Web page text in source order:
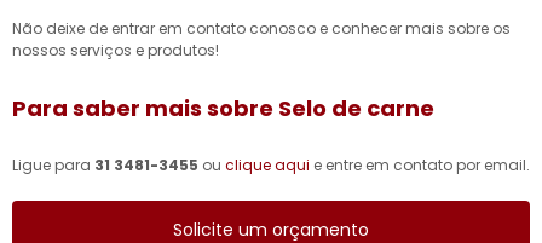
Não deixe de entrar em contato conosco e conhecer mais sobre os
nossos serviços e produtos!
Para saber mais sobre Selo de carne
Ligue para 31 3481-3455 ou clique aqui e entre em contato por email.
Solicite um orçamento